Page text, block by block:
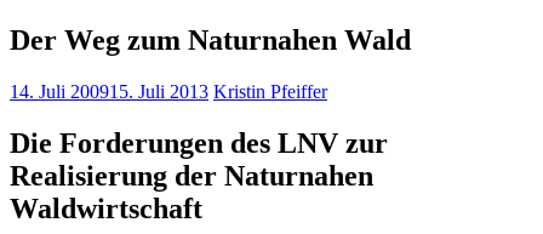
Der Weg zum Naturnahen Wald
14. Juli 200915. Juli 2013 Kristin Pfeiffer
Die Forderungen des LNV zur
Realisierung der Naturnahen
Waldwirtschaft